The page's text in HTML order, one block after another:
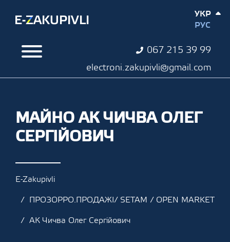
067 215 39 99
electroni.zakupivli@gmail.com
УКР
РУС
МАЙНО АК ЧИЧВА ОЛЕГ
СЕРГІЙОВИЧ
E-Zakupivli
ПРОЗОРРО.ПРОДАЖІ/ SETAM / OPEN MARKET
АК Чичва Олег Сергійович